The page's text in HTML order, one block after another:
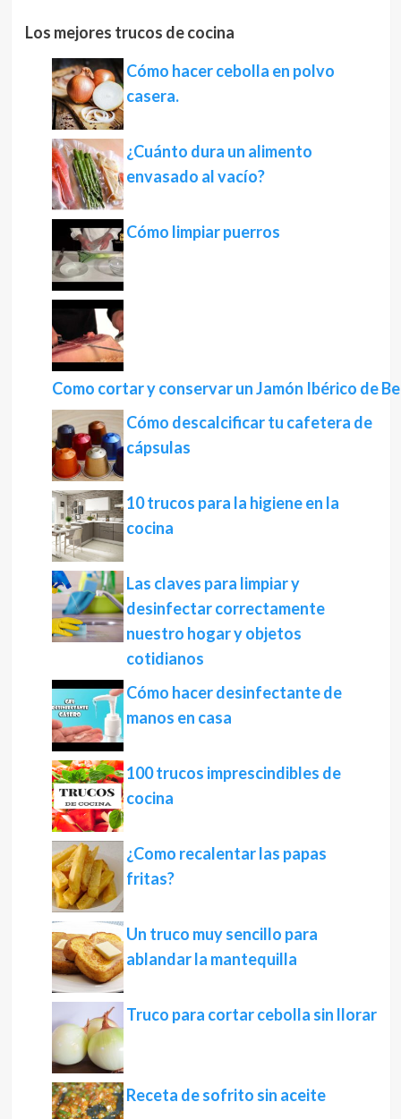
Los mejores trucos de cocina
Cómo hacer cebolla en polvo
casera.
¿Cuánto dura un alimento
envasado al vacío?
Cómo limpiar puerros
Como cortar y conservar un Jamón Ibérico de
Cómo descalcificar tu cafetera de
cápsulas
10 trucos para la higiene en la
cocina
Las claves para limpiar y
desinfectar correctamente
nuestro hogar y objetos
cotidianos
Cómo hacer desinfectante de
manos en casa
100 trucos imprescindibles de
cocina
¿Como recalentar las papas
fritas?
Un truco muy sencillo para
ablandar la mantequilla
Truco para cortar cebolla sin llorar
Receta de sofrito sin aceite